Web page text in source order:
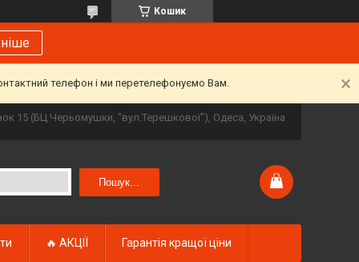
Кошик
телефон і ми перетелефонуємо Вам.
15 (БЦ Черьомушки, "вул.Терешкової"), Одеса, Україна
Пошук...
🔥 АКЦІЇ Гарантія кращої ціни